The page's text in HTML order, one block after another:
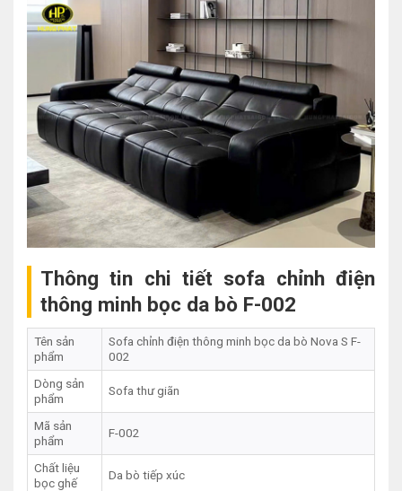
Thông tin chi tiết sofa chỉnh điện
thông minh bọc da bò F-002
Tên sản
phẩm
Sofa chỉnh điện thông minh bọc da bò Nova S F-
002
Dòng sản
phẩm
Sofa thư giãn
Mã sản
phẩm
F-002
Chất liệu
bọc ghế
Da bò tiếp xúc